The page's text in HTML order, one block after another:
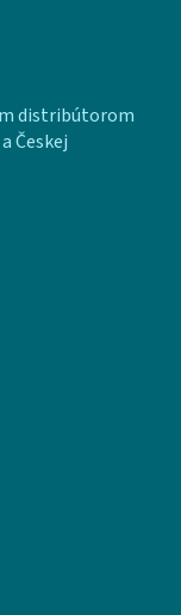
distribútorom
Českej